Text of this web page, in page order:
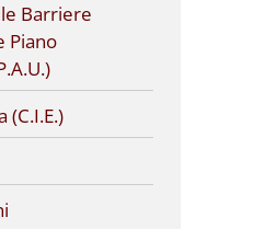
Barriere
Piano